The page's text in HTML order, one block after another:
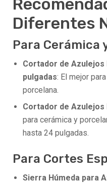
Diferentes
Para Cerámica
Cortador de Azulejos
pulgadas: El mejor
porcelana.
Cortador de Azulejos
para cerámica y
hasta 24 pulgadas.
Para Cortes
Sierra Húmeda para